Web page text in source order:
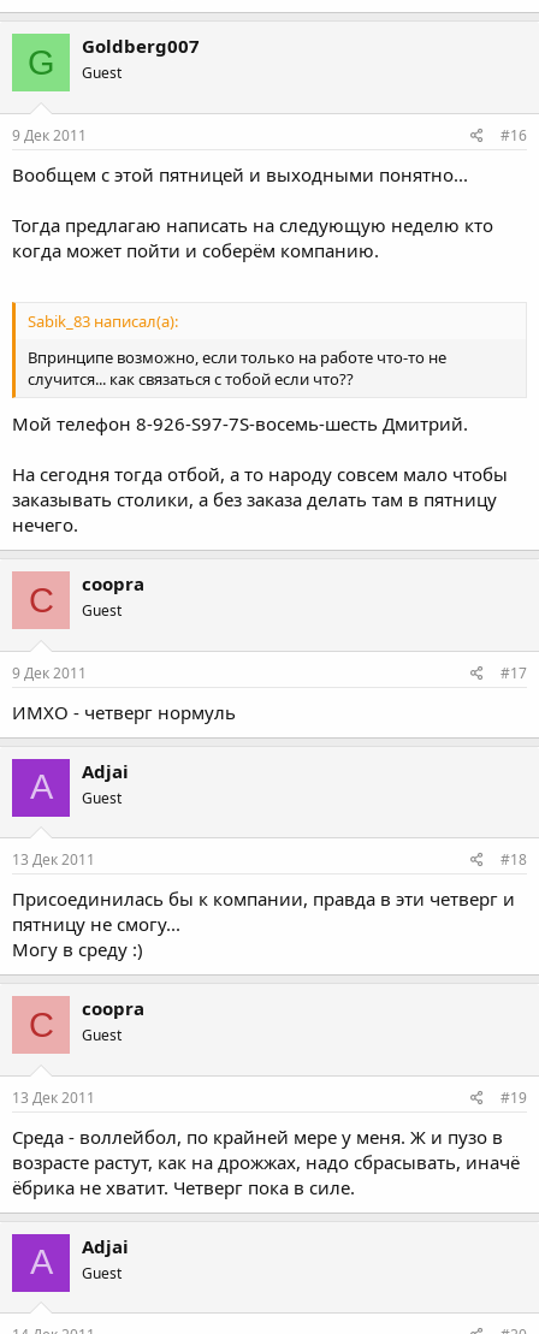
G Goldberg007
Guest
9 Дек 2011 #16
Вообщем с этой пятницей и выходными понятно...
Тогда предлагаю написать на следующую неделю кто
когда может пойти и соберём компанию.
Sabik_83 написал(а):
Впринципе возможно, если только на работе что-то не
случится... как связаться с тобой если что??
Мой телефон 8-926-S97-7S-восемь-шесть Дмитрий.
На сегодня тогда отбой, а то народу совсем мало чтобы
заказывать столики, а без заказа делать там в пятницу
нечего.
C coopra
Guest
9 Дек 2011 #17
ИМХО - четверг нормуль
A Adjai
Guest
13 Дек 2011 #18
Присоединилась бы к компании, правда в эти четверг и
пятницу не смогу...
Могу в среду :)
C coopra
Guest
13 Дек 2011 #19
Среда - воллейбол, по крайней мере у меня. Ж и пузо в
возрасте растут, как на дрожжах, надо сбрасывать, иначё
ёбрика не хватит. Четверг пока в силе.
A Adjai
Guest